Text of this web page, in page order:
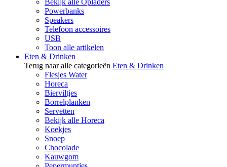
Bekijk alle Opladers
Powerbanks
Speakers
Telefoon accessoires
USB
Toon alle artikelen
Eten & Drinken
Terug naar alle categorieën Eten & Drinken
Flesjes Water
Horeca
Bierviltjes
Borrelplanken
Servetten
Bekijk alle Horeca
Koekjes
Snoep
Chocolade
Kauwgom